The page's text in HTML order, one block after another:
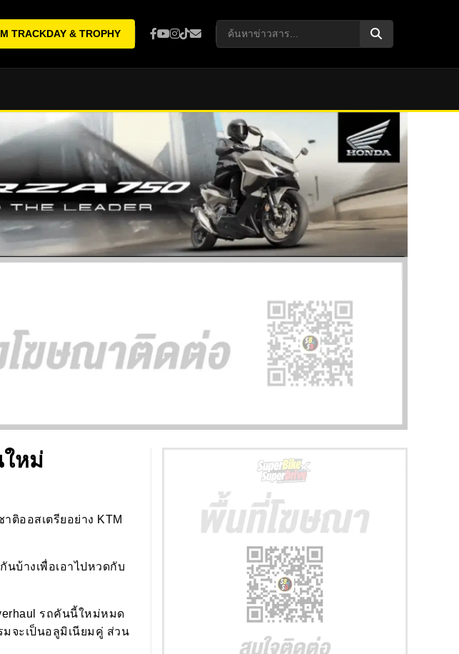
TRACKDAY & TROPHY
หม่
ติออสเตรียอย่าง KTM
บ้างเพื่อเอาไปหวดกับ
รถคันนี้ใหม่หมด
จะเป็นอลูมิเนียมคู่ ส่วน